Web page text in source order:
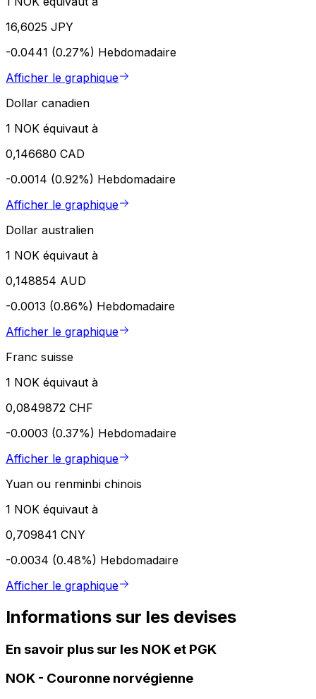
16,6025 JPY
-0.0441 (0.27%) Hebdomadaire
Afficher le graphique
Dollar canadien
1 NOK équivaut à
0,146680 CAD
-0.0014 (0.92%) Hebdomadaire
Afficher le graphique
Dollar australien
1 NOK équivaut à
0,148854 AUD
-0.0013 (0.86%) Hebdomadaire
Afficher le graphique
Franc suisse
1 NOK équivaut à
0,0849872 CHF
-0.0003 (0.37%) Hebdomadaire
Afficher le graphique
Yuan ou renminbi chinois
1 NOK équivaut à
0,709841 CNY
-0.0034 (0.48%) Hebdomadaire
Afficher le graphique
Informations sur les devises
En savoir plus sur les NOK et PGK
NOK - Couronne norvégienne